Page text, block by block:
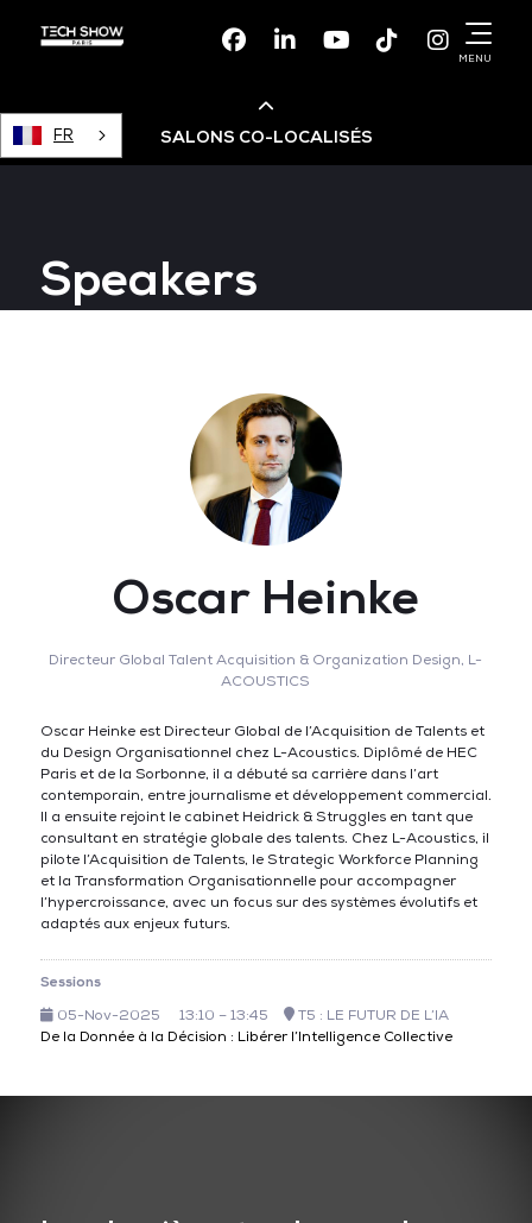
FacebookLinkedinYoutubeTikTok
MENU
FR SALONS CO-LOCALISÉS
Devops Live
Data & AI Leaders Summit
Speakers
Oscar Heinke
Directeur Global Talent Acquisition & Organization Design, L-
ACOUSTICS
Oscar Heinke est Directeur Global de l’Acquisition de Talents et
du Design Organisationnel chez L-Acoustics. Diplômé de HEC
Paris et de la Sorbonne, il a débuté sa carrière dans l’art
contemporain, entre journalisme et développement commercial.
Il a ensuite rejoint le cabinet Heidrick & Struggles en tant que
consultant en stratégie globale des talents. Chez L-Acoustics, il
pilote l’Acquisition de Talents, le Strategic Workforce Planning
et la Transformation Organisationnelle pour accompagner
l’hypercroissance, avec un focus sur des systèmes évolutifs et
adaptés aux enjeux futurs.
Sessions
05-Nov-2025
13:10 – 13:45
T5 : LE FUTUR DE L’IA
De la Donnée à la Décision : Libérer l’Intelligence Collective